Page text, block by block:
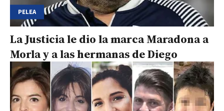
PELEA
La Justicia le dio la marca Maradona a
Morla y a las hermanas de Diego